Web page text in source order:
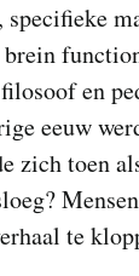
specifieke
en
eeuw
zich toen
te